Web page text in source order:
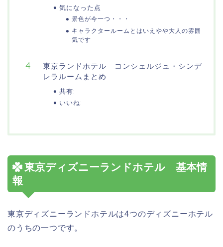
気になった点
景色が今一つ・・・
キャラクタールームとはいえやや大人の雰囲
気です
東京ランドホテル コンシェルジュ・シンデ
レラルームまとめ
共有:
いいね:
東京ディズニーランドホテル 基本情
報
東京ディズニーランドホテルは4つのディズニーホテル
のうちの一つです。